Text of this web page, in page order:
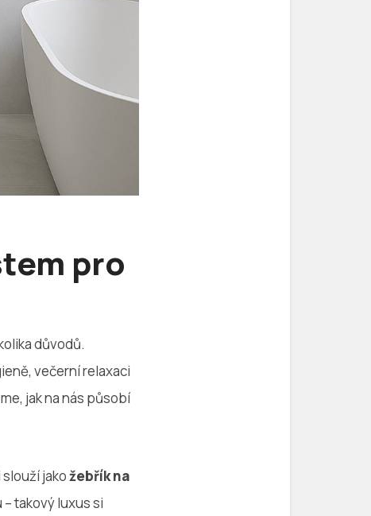
pro
důvodů.
večerní relaxaci
jak na nás působí
jakožebřík na
takový luxus si